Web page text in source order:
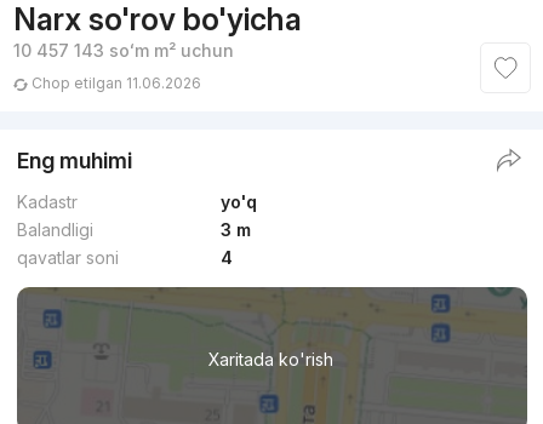
Narx so'rov bo'yicha
10 457 143 soʻmm² uchun
Chop etilgan 11.06.2026
Eng muhimi
Kadastr
yo'q
Balandligi
3 m
qavatlar soni
4
Xaritada ko'rish